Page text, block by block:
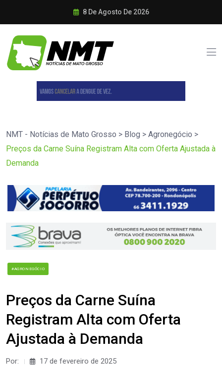
8 De Agosto De 2026
NMT - Notícias de Mato Grosso > Blog > Agronegócio >
Preços da Carne Suína Registram Alta com Oferta Ajustada à
Demanda
#AGRONEGÓCIO
Preços da Carne Suína
Registram Alta com Oferta
Ajustada à Demanda
Por: 17 de fevereiro de 2025